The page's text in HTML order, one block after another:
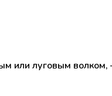
или луговым